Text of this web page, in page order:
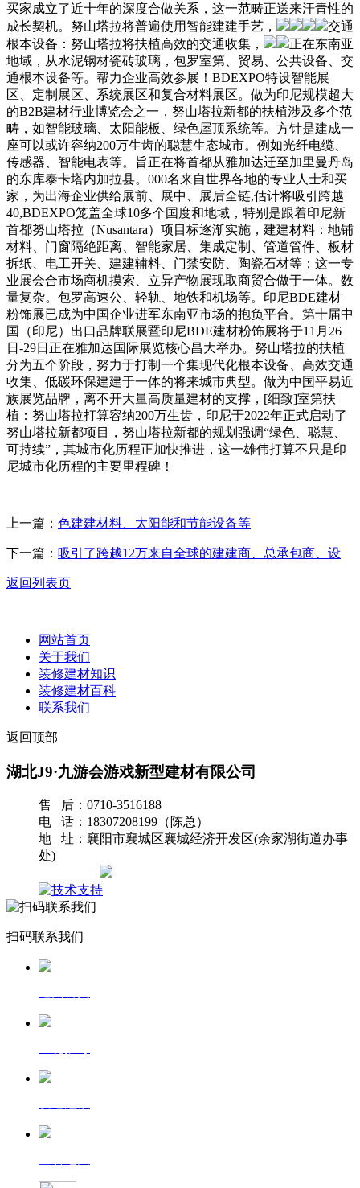
买家成立了近十年的深度合做关系，这一范畴正送来汗青性的
成长契机。努山塔拉将普遍使用智能建建手艺，
交通
根本设备：努山塔拉将扶植高效的交通收集，
正在东南亚
地域，从水泥钢材瓷砖玻璃，包罗室第、贸易、公共设备、交
通根本设备等。帮力企业高效参展！BDEXPO特设智能展
区、定制展区、系统展区和复合材料展区。做为印尼规模超大
的B2B建材行业博览会之一，努山塔拉新都的扶植涉及多个范
畴，如智能玻璃、太阳能板、绿色屋顶系统等。方针是建成一
座可以或许容纳200万生齿的聪慧生态城市。例如光纤电缆、
传感器、智能电表等。旨正在将首都从雅加达迁至加里曼丹岛
的东库泰卡塔内加拉县。000名来自世界各地的专业人士和买
家，为出海企业供给展前、展中、展后全链,估计将吸引跨越
40,BDEXPO笼盖全球10多个国度和地域，特别是跟着印尼新
首都努山塔拉（Nusantara）项目标逐渐实施，建建材料：地铺
材料、门窗隔绝距离、智能家居、集成定制、管道管件、板材
拆纸、电工开关、建建辅料、门禁安防、陶瓷石材等；这一专
业展会合市场商机摸索、立异产物展现取商贸合做于一体。数
量复杂。包罗高速公、轻轨、地铁和机场等。印尼BDE建材
粉饰展已成为中国企业进军东南亚市场的抱负平台。第十届中
国（印尼）出口品牌联展暨印尼BDE建材粉饰展将于11月26
日-29日正在雅加达国际展览核心昌大举办。努山塔拉的扶植
分为五个阶段，努力于打制一个集现代化根本设备、高效交通
收集、低碳环保建建于一体的将来城市典型。做为中国平易近
族展览品牌，离不开大量高质量建材的支撑，[细致]室第扶
植：努山塔拉打算容纳200万生齿，印尼于2022年正式启动了
努山塔拉新都项目，努山塔拉新都的规划强调“绿色、聪慧、
可持续”，其城市化历程正加快推进，这一雄伟打算不只是印
尼城市化历程的主要里程碑！
上一篇： 色建建材料、太阳能和节能设备等
下一篇： 吸引了跨越12万来自全球的建建商、总承包商、设
返回列表页
网站首页
关于我们
装修建材知识
装修建材百科
联系我们
返回顶部
湖北J9·九游会游戏新型建材有限公司
售 后：0710-3516188
电 话：18307208199（陈总）
地 址：襄阳市襄城区襄城经济开发区(余家湖街道办事
处)
扫码联系我们